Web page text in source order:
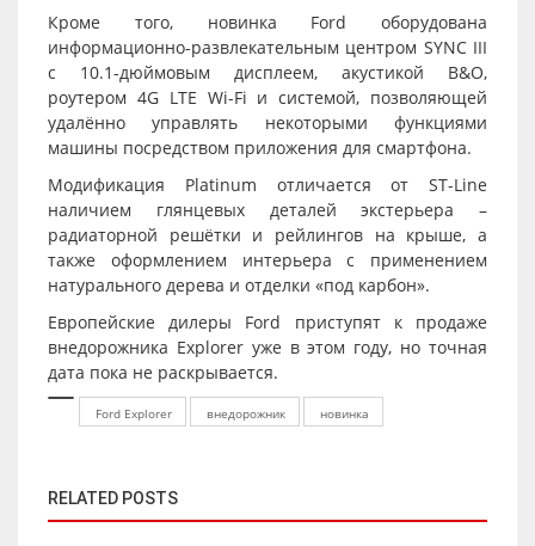
Кроме того, новинка Ford оборудована
информационно-развлекательным центром SYNC III
с 10.1-дюймовым дисплеем, акустикой B&O,
роутером 4G LTE Wi-Fi и системой, позволяющей
удалённо управлять некоторыми функциями
машины посредством приложения для смартфона.
Модификация Platinum отличается от ST-Line
наличием глянцевых деталей экстерьера –
радиаторной решётки и рейлингов на крыше, а
также оформлением интерьера с применением
натурального дерева и отделки «под карбон».
Европейские дилеры Ford приступят к продаже
внедорожника Explorer уже в этом году, но точная
дата пока не раскрывается.
Ford Explorer внедорожник новинка
RELATED POSTS